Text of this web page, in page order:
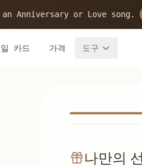
Anniversary or Love song.
카드 가격 도구
나만의